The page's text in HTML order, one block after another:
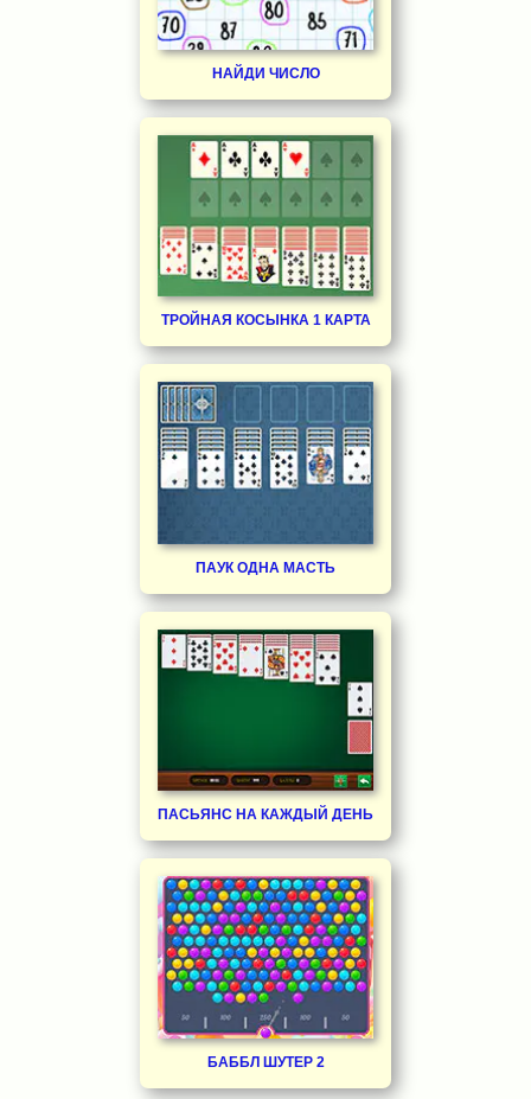
НАЙДИ ЧИСЛО
ТРОЙНАЯ КОСЫНКА 1 КАРТА
ПАУК ОДНА МАСТЬ
ПАСЬЯНС НА КАЖДЫЙ ДЕНЬ
БАББЛ ШУТЕР 2